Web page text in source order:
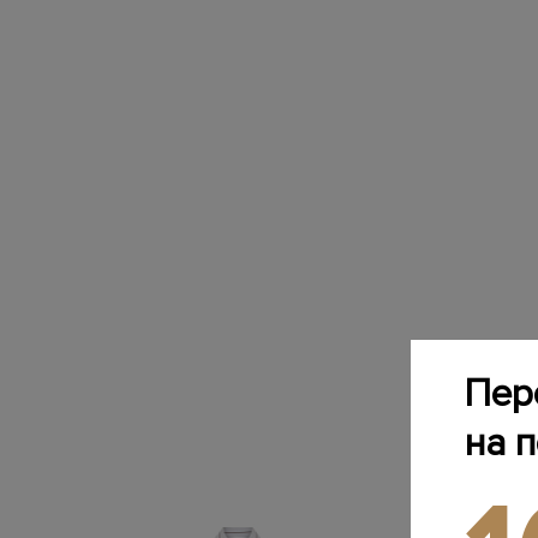
на